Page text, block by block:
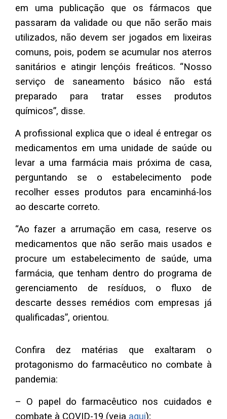
em uma publicação que os fármacos que
passaram da validade ou que não serão mais
utilizados, não devem ser jogados em lixeiras
comuns, pois, podem se acumular nos aterros
sanitários e atingir lençóis freáticos. “Nosso
serviço de saneamento básico não está
preparado para tratar esses produtos
químicos”, disse.
A profissional explica que o ideal é entregar os
medicamentos em uma unidade de saúde ou
levar a uma farmácia mais próxima de casa,
perguntando se o estabelecimento pode
recolher esses produtos para encaminhá-los
ao descarte correto.
“Ao fazer a arrumação em casa, reserve os
medicamentos que não serão mais usados e
procure um estabelecimento de saúde, uma
farmácia, que tenham dentro do programa de
gerenciamento de resíduos, o fluxo de
descarte desses remédios com empresas já
qualificadas”, orientou.
Confira dez matérias que exaltaram o
protagonismo do farmacêutico no combate à
pandemia:
– O papel do farmacêutico nos cuidados e
combate à COVID-19 (veja aqui);